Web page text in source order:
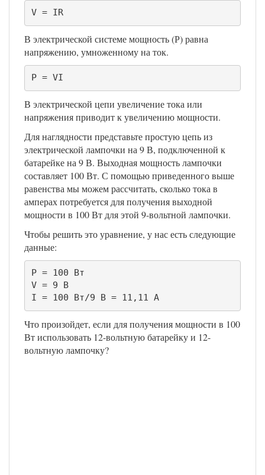
V = IR
В электрической системе мощность (Р) равна
напряжению, умноженному на ток.
P = VI
В электрической цепи увеличение тока или
напряжения приводит к увеличению мощности.
Для наглядности представьте простую цепь из
электрической лампочки на 9 В, подключенной к
батарейке на 9 В. Выходная мощность лампочки
составляет 100 Вт. С помощью приведенного выше
равенства мы можем рассчитать, сколько тока в
амперах потребуется для получения выходной
мощности в 100 Вт для этой 9-вольтной лампочки.
Чтобы решить это уравнение, у нас есть следующие
данные:
P = 100 Вт
V = 9 В
I = 100 Вт/9 В = 11,11 A
Что произойдет, если для получения мощности в 100
Вт использовать 12-вольтную батарейку и 12-
вольтную лампочку?